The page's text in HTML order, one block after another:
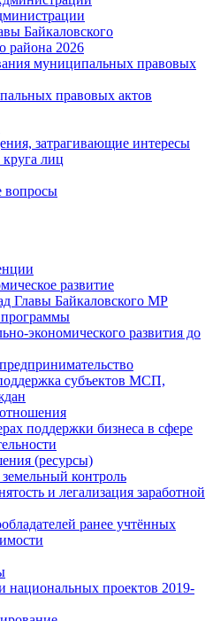
Байкаловского
района 2026
муниципальных правовых
правовых актов
затрагивающие интересы
лиц
вопросы
развитие
Главы Байкаловского МР
экономического развития до
субъектов МСП,
поддержки бизнеса в сфере
(ресурсы)
контроль
и легализация заработной
ранее учтённых
национальных проектов 2019-